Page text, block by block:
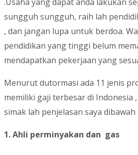
sungguh sungguh, raih lah
, dan jangan lupa untuk berdoa.
pendidikan yang tinggi belum
mendapatkan pekerjaan yang
Menurut dutormasi ada 11 jenis
memiliki gaji terbesar di Indonesia
simak lah penjelasan saya dibawah
1. Ahli perminyakan dan gas